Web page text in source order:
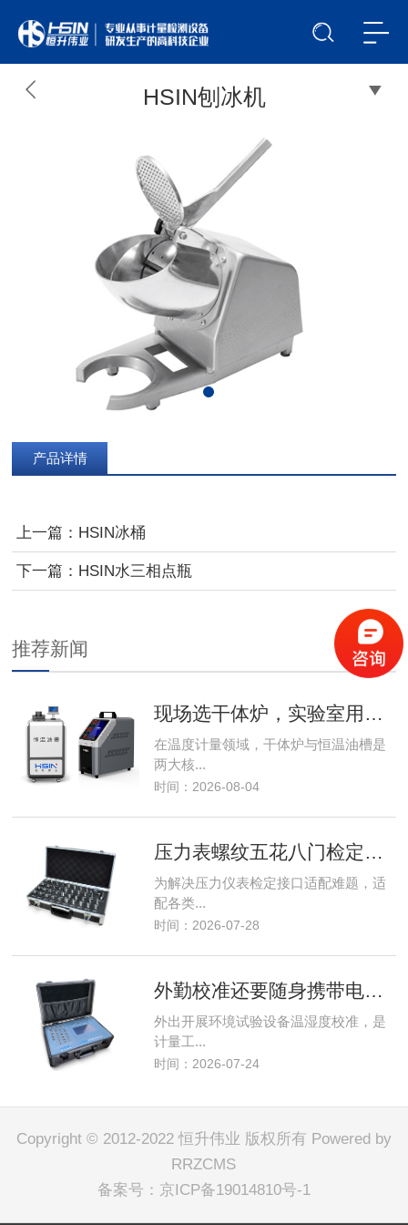
HSIN刨冰机
产品详情
上一篇： HSIN冰桶
下一篇： HSIN水三相点瓶
更多>>
推荐新闻
在温度计量领域，干体炉与恒温油槽是
两大核...
时间：2026-08-04
为解决压力仪表检定接口适配难题，适
配各类...
时间：2026-07-28
外勤校准还要随身携带电脑？HSIN9100温湿度巡检仪脱机采集轻松解决
外出开展环境试验设备温湿度校准，是
计量工...
时间：2026-07-24
Copyright © 2012-2022 恒升伟业 版权所有 Powered by
RRZCMS
备案号： 京ICP备19014810号-1